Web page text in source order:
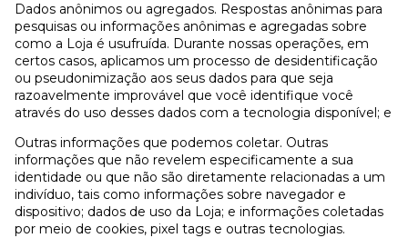
Dados anônimos ou agregados. Respostas anônimas para
pesquisas ou informações anônimas e agregadas sobre
como a Loja é usufruída. Durante nossas operações, em
certos casos, aplicamos um processo de desidentificação
ou pseudonimização aos seus dados para que seja
razoavelmente improvável que você identifique você
através do uso desses dados com a tecnologia disponível; e
Outras informações que podemos coletar. Outras
informações que não revelem especificamente a sua
identidade ou que não são diretamente relacionadas a um
indivíduo, tais como informações sobre navegador e
dispositivo; dados de uso da Loja; e informações coletadas
por meio de cookies, pixel tags e outras tecnologias.